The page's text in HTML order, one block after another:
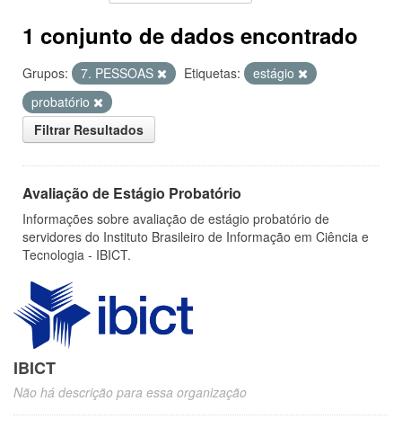
1 conjunto de dados encontrado
Grupos: 7. PESSOAS Etiquetas:
estágio
probatório
Filtrar Resultados
Avaliação de Estágio Probatório
Informações sobre avaliação de estágio probatório de
servidores do Instituto Brasileiro de Informação em Ciência e
Tecnologia - IBICT.
IBICT
Não há descrição para essa organização